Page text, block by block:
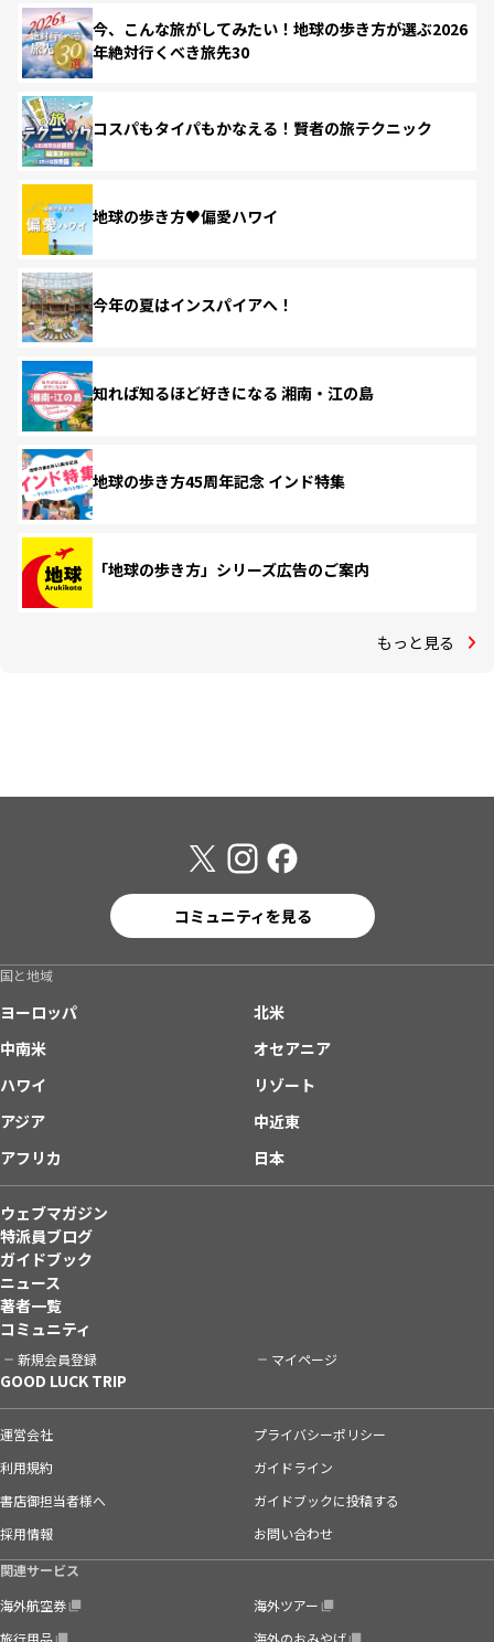
今、こんな旅がしてみたい！地球の歩き方が選ぶ2026
年絶対行くべき旅先30
コスパもタイパもかなえる！賢者の旅テクニック
地球の歩き方♥偏愛ハワイ
今年の夏はインスパイアへ！
知れば知るほど好きになる 湘南・江の島
地球の歩き方45周年記念 インド特集
「地球の歩き方」シリーズ広告のご案内
もっと見る
コミュニティを見る
国と地域
ヨーロッパ
北米
中南米
オセアニア
ハワイ
リゾート
アジア
中近東
アフリカ
日本
ウェブマガジン
特派員ブログ
ガイドブック
ニュース
著者一覧
コミュニティ
新規会員登録 マイページ
GOOD LUCK TRIP
運営会社
プライバシーポリシー
利用規約
ガイドライン
書店御担当者様へ
ガイドブックに投稿する
採用情報
お問い合わせ
関連サービス
海外航空券
海外ツアー
旅行用品
海外のおみやげ